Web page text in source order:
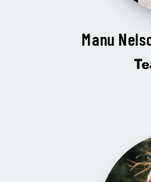
Manu